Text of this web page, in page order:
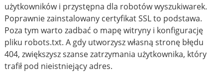
użytkowników i przystępna dla robotów wyszukiwarek.
Poprawnie zainstalowany certyfikat SSL to podstawa.
Poza tym warto zadbać o mapę witryny i konfigurację
pliku robots.txt. A gdy utworzysz własną stronę błędu
404, zwiększysz szanse zatrzymania użytkownika, który
trafił pod nieistniejący adres.